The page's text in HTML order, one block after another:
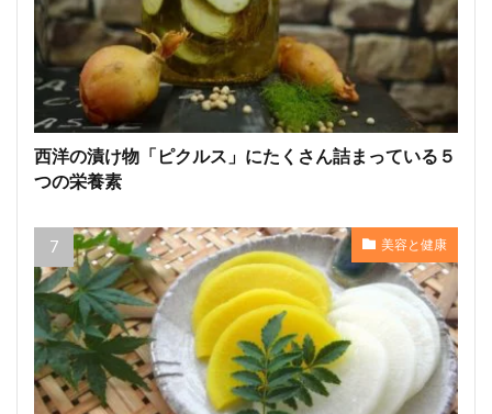
西洋の漬け物「ピクルス」にたくさん詰まっている５
つの栄養素
美容と健康